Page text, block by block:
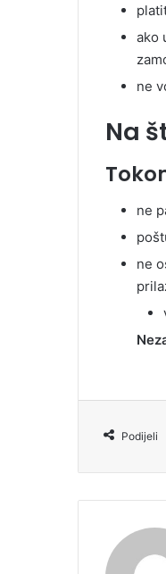
ako
ne
Na
ne
ne
Podijeli